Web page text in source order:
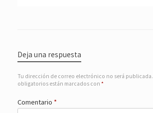
Deja una respuesta
Tu dirección de correo electrónico no será publicada.
obligatorios están marcados con *
Comentario *